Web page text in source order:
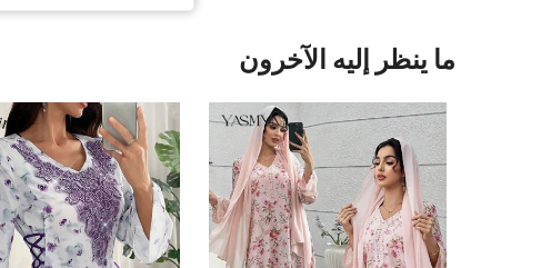
ما ينظر إليه الآخرون